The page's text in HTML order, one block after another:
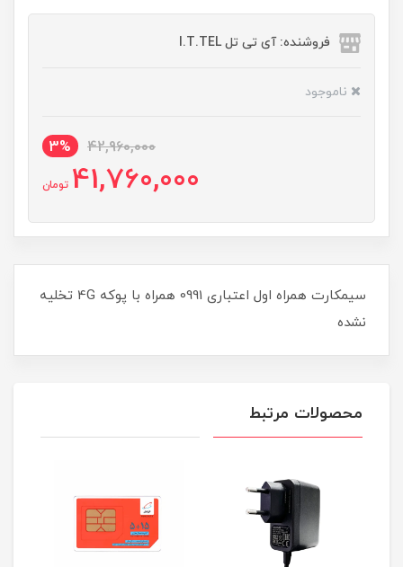
فروشنده: آی تی تل I.T.TEL
ناموجود
42,960,000
3%
41,760,000 تومان
سیمکارت همراه اول اعتباری 0991 همراه با پوکه 4G تخلیه
نشده
محصولات مرتبط